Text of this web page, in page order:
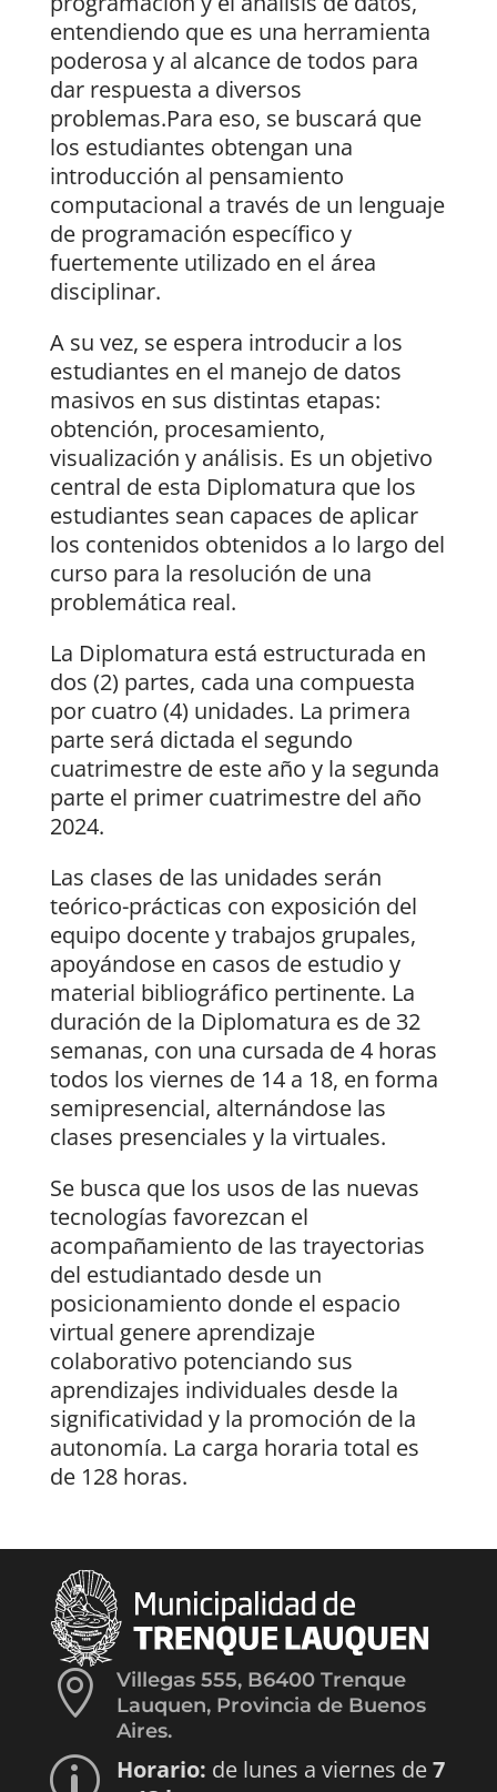
entendiendo que es una herramienta
poderosa y al alcance de todos para
dar respuesta a diversos
problemas.Para eso, se buscará que
los estudiantes obtengan una
introducción al pensamiento
computacional a través de un lenguaje
de programación específico y
fuertemente utilizado en el área
disciplinar.
A su vez, se espera introducir a los
estudiantes en el manejo de datos
masivos en sus distintas etapas:
obtención, procesamiento,
visualización y análisis. Es un objetivo
central de esta Diplomatura que los
estudiantes sean capaces de aplicar
los contenidos obtenidos a lo largo del
curso para la resolución de una
problemática real.
La Diplomatura está estructurada en
dos (2) partes, cada una compuesta
por cuatro (4) unidades. La primera
parte será dictada el segundo
cuatrimestre de este año y la segunda
parte el primer cuatrimestre del año
2024.
Las clases de las unidades serán
teórico-prácticas con exposición del
equipo docente y trabajos grupales,
apoyándose en casos de estudio y
material bibliográfico pertinente. La
duración de la Diplomatura es de 32
semanas, con una cursada de 4 horas
todos los viernes de 14 a 18, en forma
semipresencial, alternándose las
clases presenciales y la virtuales.
Se busca que los usos de las nuevas
tecnologías favorezcan el
acompañamiento de las trayectorias
del estudiantado desde un
posicionamiento donde el espacio
virtual genere aprendizaje
colaborativo potenciando sus
aprendizajes individuales desde la
significatividad y la promoción de la
autonomía. La carga horaria total es
de 128 horas.

Villegas 555, B6400 Trenque
Lauquen, Provincia de Buenos
Aires.
p Horario: de lunes a viernes de7